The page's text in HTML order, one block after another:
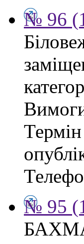
№ 96
№ 95